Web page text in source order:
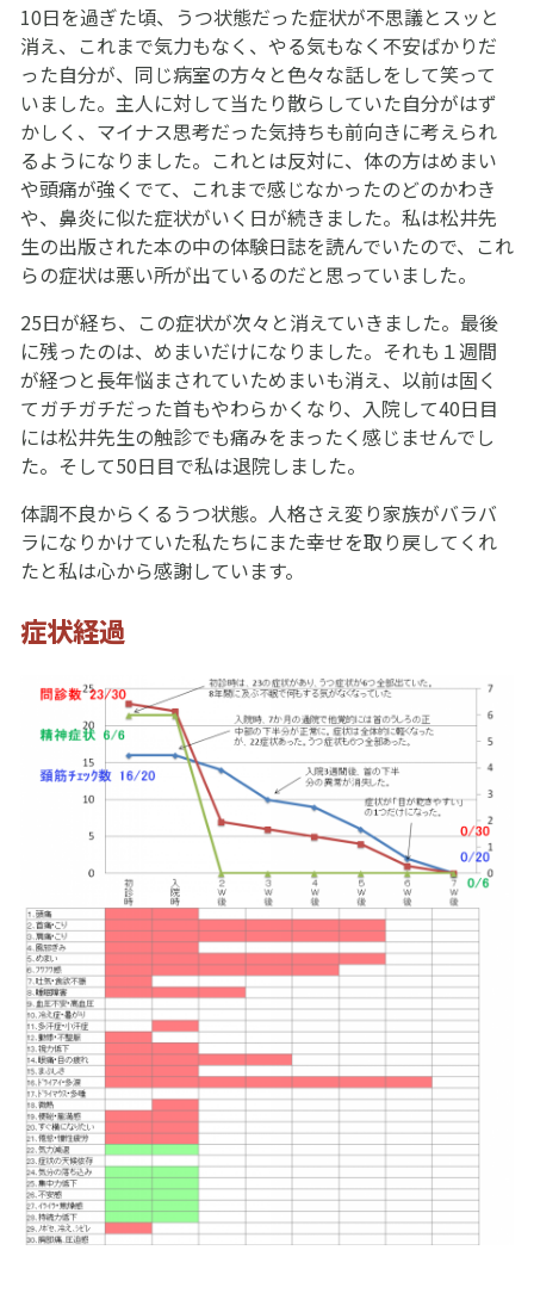
10日を過ぎた頃、うつ状態だった症状が不思議とスッと
消え、これまで気力もなく、やる気もなく不安ばかりだ
った自分が、同じ病室の方々と色々な話しをして笑って
いました。主人に対して当たり散らしていた自分がはず
かしく、マイナス思考だった気持ちも前向きに考えられ
るようになりました。これとは反対に、体の方はめまい
や頭痛が強くでて、これまで感じなかったのどのかわき
や、鼻炎に似た症状がいく日が続きました。私は松井先
生の出版された本の中の体験日誌を読んでいたので、これ
らの症状は悪い所が出ているのだと思っていました。
25日が経ち、この症状が次々と消えていきました。最後
に残ったのは、めまいだけになりました。それも１週間
が経つと長年悩まされていためまいも消え、以前は固く
てガチガチだった首もやわらかくなり、入院して40日目
には松井先生の触診でも痛みをまったく感じませんでし
た。そして50日目で私は退院しました。
体調不良からくるうつ状態。人格さえ変り家族がバラバ
ラになりかけていた私たちにまた幸せを取り戻してくれ
たと私は心から感謝しています。
症状経過